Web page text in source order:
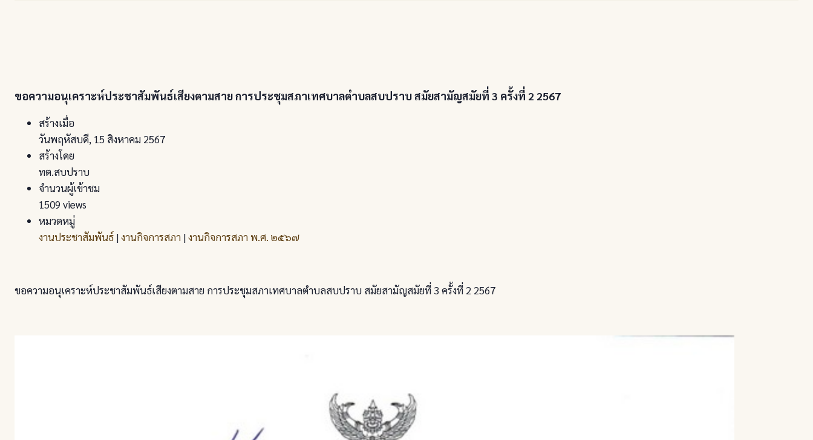
ขอความอนุเคราะห์ประชาสัมพันธ์เสียงตามสาย การประชุมสภาเทศบาลตำบลสบปราบ สมัยสามัญสมัยที่ 3 ครั้งที่ 2 2567
สร้างเมื่อ
วันพฤหัสบดี, 15 สิงหาคม 2567
สร้างโดย
ทต.สบปราบ
จำนวนผู้เข้าชม
1509 views
หมวดหมู่
งานประชาสัมพันธ์ |งานกิจการสภา |งานกิจการสภา พ.ศ. ๒๕๖๗
ขอความอนุเคราะห์ประชาสัมพันธ์เสียงตามสาย การประชุมสภาเทศบาลตำบลสบปราบ สมัยสามัญสมัยที่ 3 ครั้งที่ 2 2567